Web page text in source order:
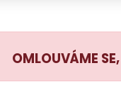
OMLOUVÁME